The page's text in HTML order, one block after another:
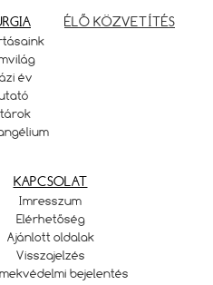
év
ÉLŐ KÖZVETÍTÉS
KAPCSOLAT
Imresszum
Elérhetőség
Ajánlott oldalak
Visszajelzés
bejelentés